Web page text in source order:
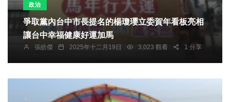
政治
爭取黨內台中市長提名的楊瓊瓔立委賀年看板亮相
讓台中幸福健康好運加馬
張皓傑 2025年十二月19日 3,023 觀看 1 分享